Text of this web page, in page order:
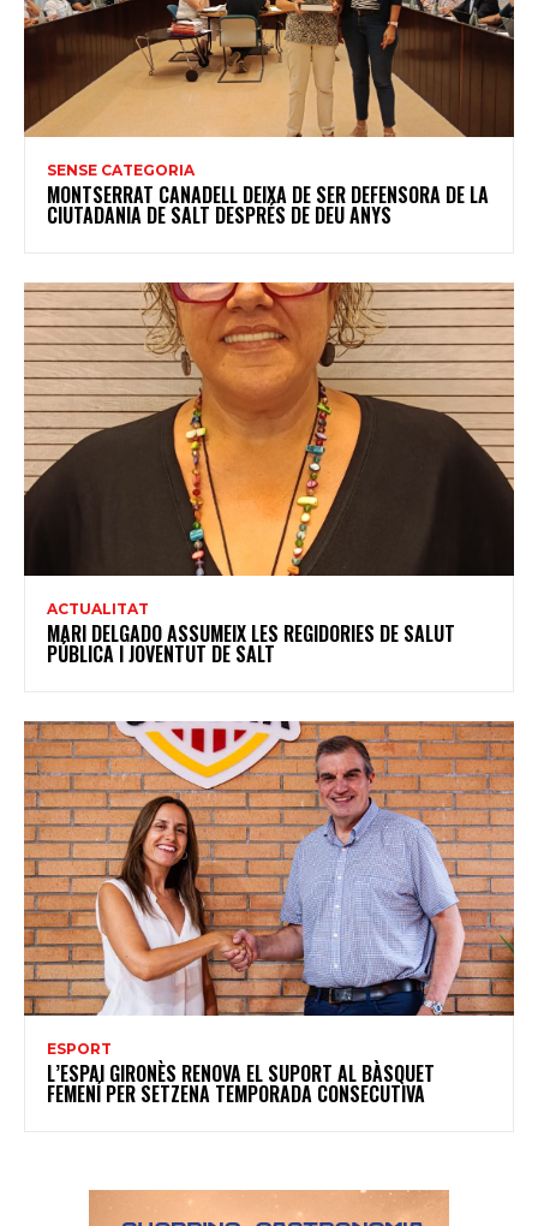
SENSE CATEGORIA
MONTSERRAT CANADELL DEIXA DE SER DEFENSORA DE LA
CIUTADANIA DE SALT DESPRÉS DE DEU ANYS
ACTUALITAT
MARI DELGADO ASSUMEIX LES REGIDORIES DE SALUT
PÚBLICA I JOVENTUT DE SALT
ESPORT
L’ESPAI GIRONÈS RENOVA EL SUPORT AL BÀSQUET
FEMENÍ PER SETZENA TEMPORADA CONSECUTIVA